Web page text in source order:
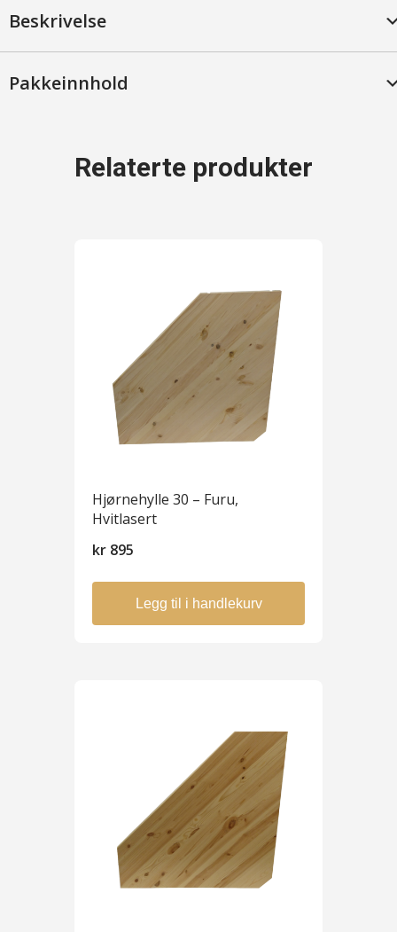
Beskrivelse
Pakkeinnhold
Relaterte produkter
Hjørnehylle 30 – Furu,
Hvitlasert
kr 895
Legg til i handlekurv